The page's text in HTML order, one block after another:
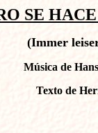
SE
(Immer
Música de
Texto de